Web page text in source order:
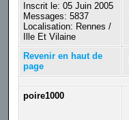
Inscrit le: 05 Juin 2005
Messages: 5837
Localisation: Rennes /
Ille Et Vilaine
Revenir en haut de
page
poire1000